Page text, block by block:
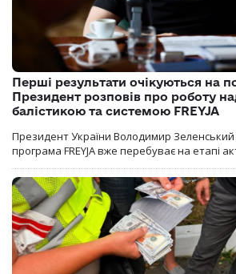
Перші результати очікуються на
Президент розповів про роботу
балістикою та системою FREYJA
Президент України Володимир
програма FREYJA вже перебуває на етапі